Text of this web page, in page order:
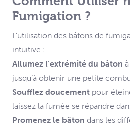
Fumigation ?
L’utilisation des bâtons de
intuitive :
Allumez l’extrémité du bâton
jusqu’à obtenir une petite
Soufflez doucement pour
laissez la fumée se répandre
Promenez le bâton dans les